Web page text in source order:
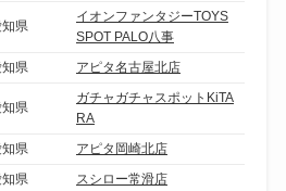
県
イオンファンタジーTOYS
SPOT PALO八事
県 アピタ名古屋北店
県
ガチャガチャスポットKiTA
RA
県
アピタ岡崎北店
県
スシロー常滑店